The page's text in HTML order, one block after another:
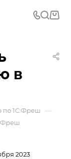
в
по 1С:Фреш —
Фреш
2023